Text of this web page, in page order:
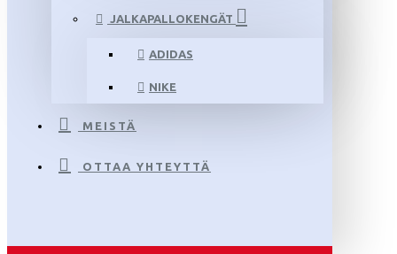
JALKAPALLOKENGÄT
ADIDAS
NIKE
MEISTÄ
OTTAA YHTEYTTÄ